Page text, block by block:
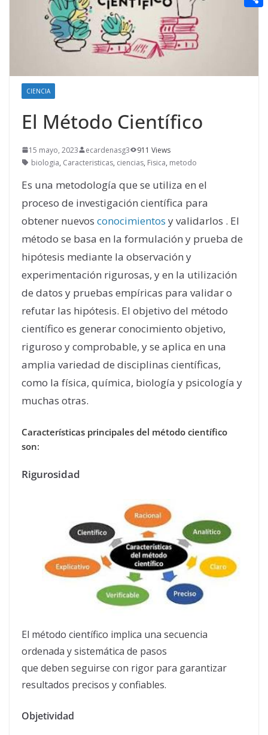
CIENCIA
El Método Científico
15 mayo, 2023 ecardenasg3
911 Views
biologia, Caracteristicas, ciencias, Fisica, metodo
Es una metodología que se utiliza en el
proceso de investigación científica para
obtener nuevos conocimientos y validarlos . El
método se basa en la formulación y prueba de
hipótesis mediante la observación y
experimentación rigurosas, y en la utilización
de datos y pruebas empíricas para validar o
refutar las hipótesis. El objetivo del método
científico es generar conocimiento objetivo,
riguroso y comprobable, y se aplica en una
amplia variedad de disciplinas científicas,
como la física, química, biología y psicología y
muchas otras.
Características principales del método científico
son:
Rigurosidad
El método científico implica una secuencia
ordenada y sistemática de pasos
que deben seguirse con rigor para garantizar
resultados precisos y confiables.
Objetividad
n
s
a
p